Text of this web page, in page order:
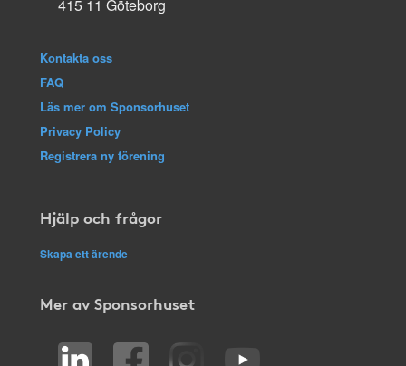
415 11 Göteborg
Kontakta oss
FAQ
Läs mer om Sponsorhuset
Privacy Policy
Registrera ny förening
Hjälp och frågor
Skapa ett ärende
Mer av Sponsorhuset